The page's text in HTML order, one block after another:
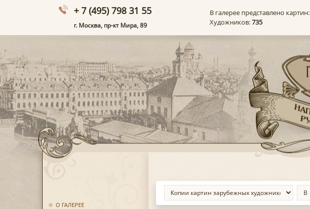
+ 7 (495) 798 31 55
г. Москва, пр-кт Мира, 89
В галерее представлено картин:
Художников:735
О ГАЛЕРЕЕ